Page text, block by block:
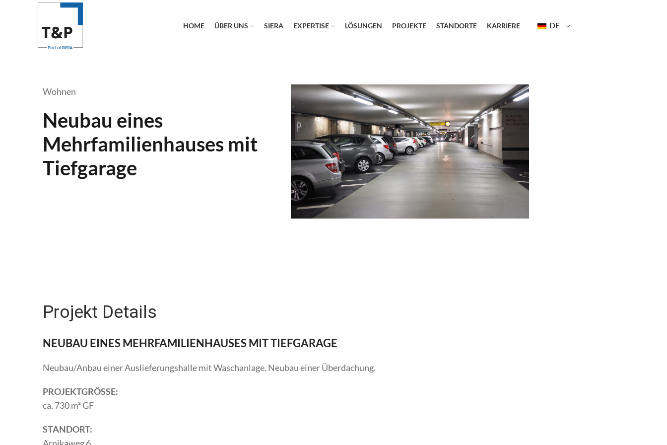
HOME ÜBER UNS SIERA EXPERTISE LÖSUNGEN PROJEKTE STANDORTE KARRIERE DE
Wohnen
Neubau eines
Mehrfamilienhauses mit
Tiefgarage
Projekt Details
NEUBAU EINES MEHRFAMILIENHAUSES MIT TIEFGARAGE
Neubau/Anbau einer Auslieferungshalle mit Waschanlage. Neubau einer Überdachung.
PROJEKTGRÖSSE:
ca. 730 m² GF
STANDORT: